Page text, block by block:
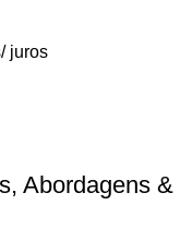
juros
Abordagens &